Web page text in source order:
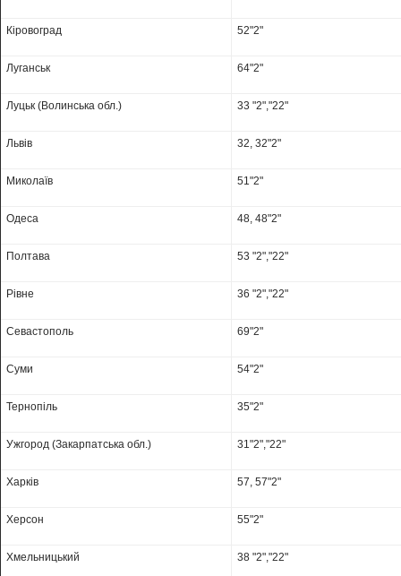
Кіровоград 52"2"
Луганськ 64"2"
Луцьк (Волинська обл.) 33 "2","22"
Львів 32, 32"2"
Миколаїв 51"2"
Одеса 48, 48"2"
Полтава 53 "2","22"
Рівне 36 "2","22"
Севастополь 69"2"
Суми 54"2"
Тернопіль 35"2"
Ужгород (Закарпатська обл.) 31"2","22"
Харків 57, 57"2"
Херсон 55"2"
Хмельницький 38 "2","22"